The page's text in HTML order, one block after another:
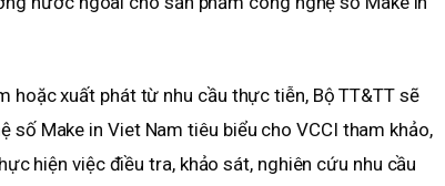
hoặc xuất phát từ nhu cầu thực tiễn, Bộ TT&TT sẽ
số Make in Viet Nam tiêu biểu cho VCCI tham khảo,
hiện việc điều tra, khảo sát, nghiên cứu nhu cầu